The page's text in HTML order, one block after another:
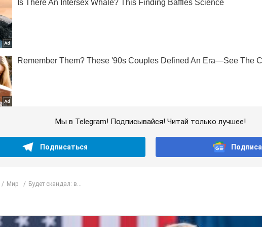
Мы в Telegram! Подписывайся! Читай только лучшее!
Подписаться
Мир Будет скандал: в...